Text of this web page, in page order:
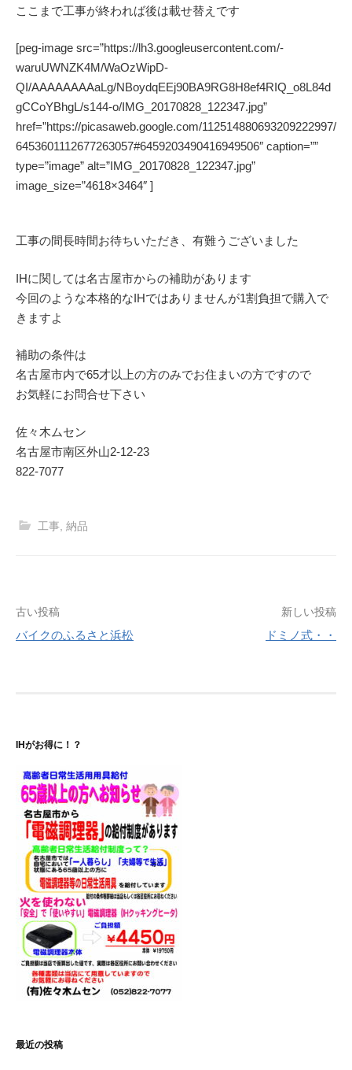
ここまで工事が終われば後は載せ替えです
[peg-image src=”https://lh3.googleusercontent.com/-
waruUWNZK4M/WaOzWipD-
QI/AAAAAAAAaLg/NBoydqEEj90BA9RG8H8ef4RIQ_o8L84d
gCCoYBhgL/s144-o/IMG_20170828_122347.jpg”
href=”https://picasaweb.google.com/112514880693209222997/
6453601112677263057#6459203490416949506″ caption=””
type=”image” alt=”IMG_20170828_122347.jpg”
image_size=”4618×3464″ ]
工事の間長時間お待ちいただき、有難うございました
IHに関しては名古屋市からの補助があります
今回のような本格的なIHではありませんが1割負担で購入で
きますよ
補助の条件は
名古屋市内で65才以上の方のみでお住まいの方ですので
お気軽にお問合せ下さい
佐々木ムセン
名古屋市南区外山2-12-23
822-7077
工事 納品
投
稿
シ
ョ
ン
古い投稿
バイクのふるさと浜松
新しい投稿
ドミノ式・・
IHがお得に！？
最近の投稿